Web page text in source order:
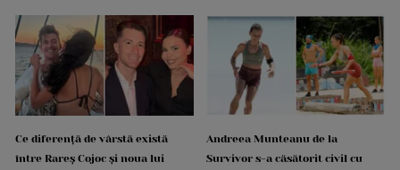
Ce diferență de vârstă există
între Rareș Cojoc și noua lui
Andreea Munteanu de la
Survivor s-a căsătorit civil cu